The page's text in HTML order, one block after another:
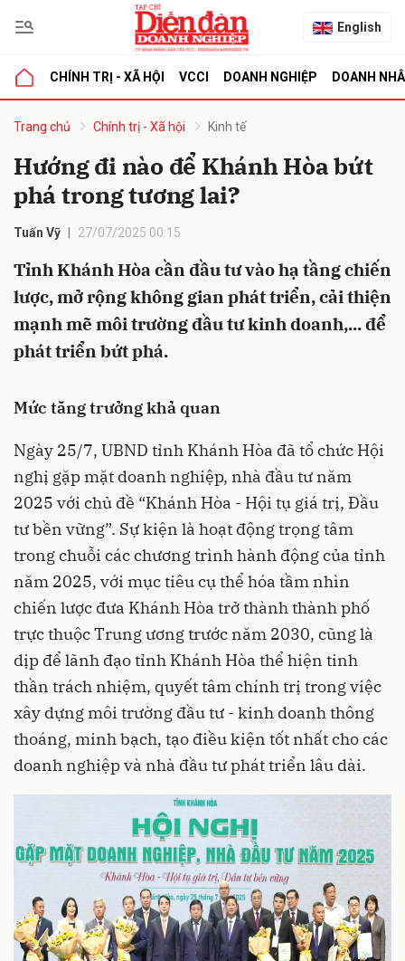
English
CHÍNH TRỊ - XÃ HỘI VCCI DOANH NGHIỆP DOANH
Trang chủ Chính trị - Xã hội Kinh tế
Hướng đi nào để Khánh Hòa bứt
phá trong tương lai?
Tuấn Vỹ 27/07/2025 00:15
Tỉnh Khánh Hòa cần đầu tư vào hạ tầng chiến
lược, mở rộng không gian phát triển, cải thiện
mạnh mẽ môi trường đầu tư kinh doanh,... để
phát triển bứt phá.
Mức tăng trưởng khả quan
Ngày 25/7, UBND tỉnh Khánh Hòa đã tổ chức Hội
nghị gặp mặt doanh nghiệp, nhà đầu tư năm
2025 với chủ đề “Khánh Hòa - Hội tụ giá trị, Đầu
tư bền vững”. Sự kiện là hoạt động trọng tâm
trong chuỗi các chương trình hành động của tỉnh
năm 2025, với mục tiêu cụ thể hóa tầm nhìn
chiến lược đưa Khánh Hòa trở thành thành phố
trực thuộc Trung ương trước năm 2030, cũng là
dịp để lãnh đạo tỉnh Khánh Hòa thể hiện tinh
thần trách nhiệm, quyết tâm chính trị trong việc
xây dựng môi trường đầu tư - kinh doanh thông
thoáng, minh bạch, tạo điều kiện tốt nhất cho các
doanh nghiệp và nhà đầu tư phát triển lâu dài.
luận
Hủy